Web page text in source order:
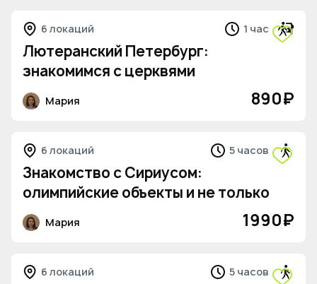
6 локаций 1 час
Лютеранский Петербург:
знакомимся с церквями
Мария 890₽
6 локаций 5 часов
Знакомство с Сириусом:
олимпийские объекты и не только
Мария 1990₽
6 локаций 5 часов